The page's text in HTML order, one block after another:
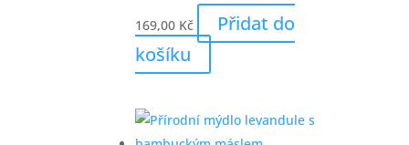
169,00 Kč
Přidat do
košíku